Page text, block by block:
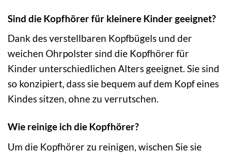
Sind die Kopfhörer für kleinere Kinder geeignet?
Dank des verstellbaren Kopfbügels und der
weichen Ohrpolster sind die Kopfhörer für
Kinder unterschiedlichen Alters geeignet. Sie sind
so konzipiert, dass sie bequem auf dem Kopf eines
Kindes sitzen, ohne zu verrutschen.
Wie reinige ich die Kopfhörer?
Um die Kopfhörer zu reinigen, wischen Sie sie